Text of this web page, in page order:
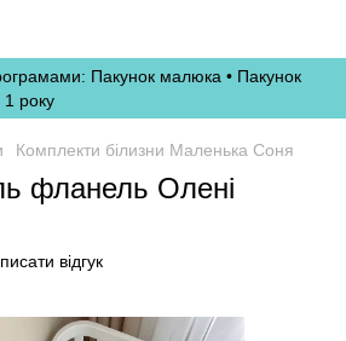
Пакунок малюка • Пакунок
року
Комплекти білизни Маленька Соня
фланель Олені
відгук